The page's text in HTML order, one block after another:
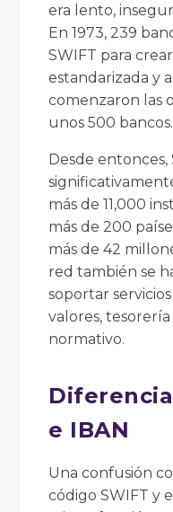
era lento,
En 1973, 239
SWIFT para
estandarizada y
comenzaron las
unos 500 bancos.
Desde
más de 11,000
más de 200
más de 42
red también se
soportar
valores,
normativo.
e IBAN
Una confusión
código SWIFT y